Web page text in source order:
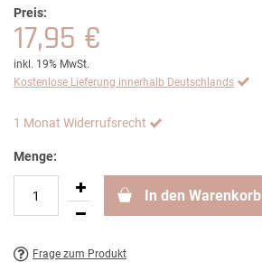
Preis:
17,95 €
inkl. 19% MwSt.
Kostenlose Lieferung innerhalb Deutschlands
1 Monat Widerrufsrecht
Menge:
In den Warenkorb
Frage zum Produkt